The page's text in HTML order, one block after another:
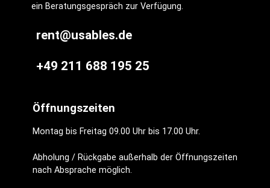
ein Beratungsgespräch zur Verfügung.
rent@usables.de
+49 211 688 195 25
Öffnungszeiten
Montag bis Freitag 09.00 Uhr bis 17.00 Uhr.
Abholung / Rückgabe außerhalb der Öffnungszeiten
nach Absprache möglich.